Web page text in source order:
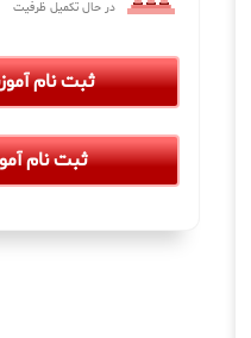
در حال تکمیل ظرفیت
ثبت نام
ثبت نام